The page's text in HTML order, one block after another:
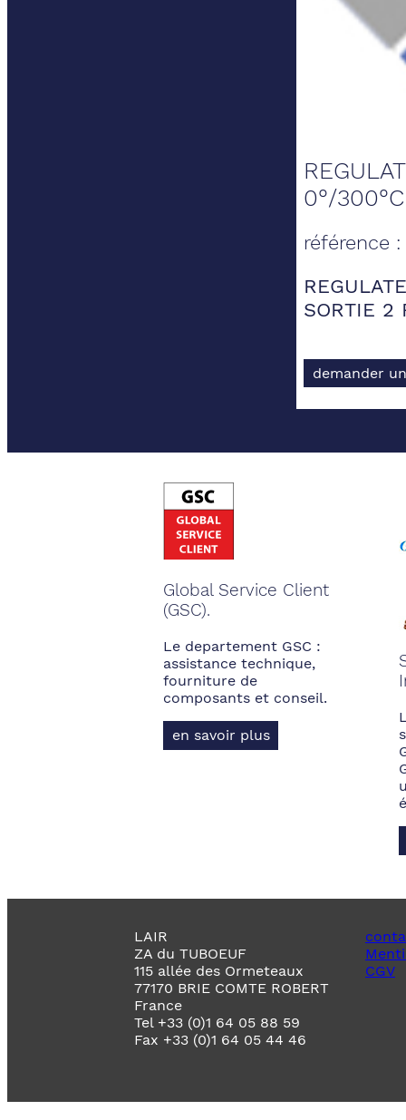
0°/
référence :
SORTIE 2
demander
Global Service Client
(GSC).
Le departement GSC :
assistance technique,
fourniture de
composants et conseil.
en savoir plus
LAIR
ZA du TUBOEUF
115 allée des Ormeteaux
77170 BRIE COMTE ROBERT
France
Tel +33 (0)1 64 05 88 59
Fax +33 (0)1 64 05 44 46
CGV